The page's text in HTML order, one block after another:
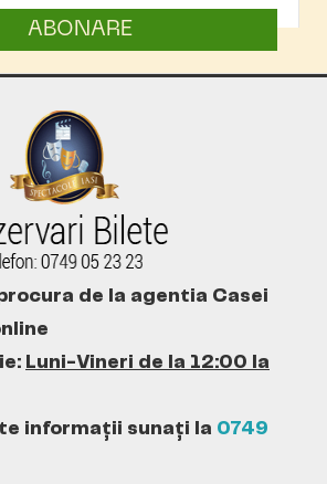
ABONARE
de la agentia Casei
Luni-Vineri de la 12:00 la
informații sunați la 0749